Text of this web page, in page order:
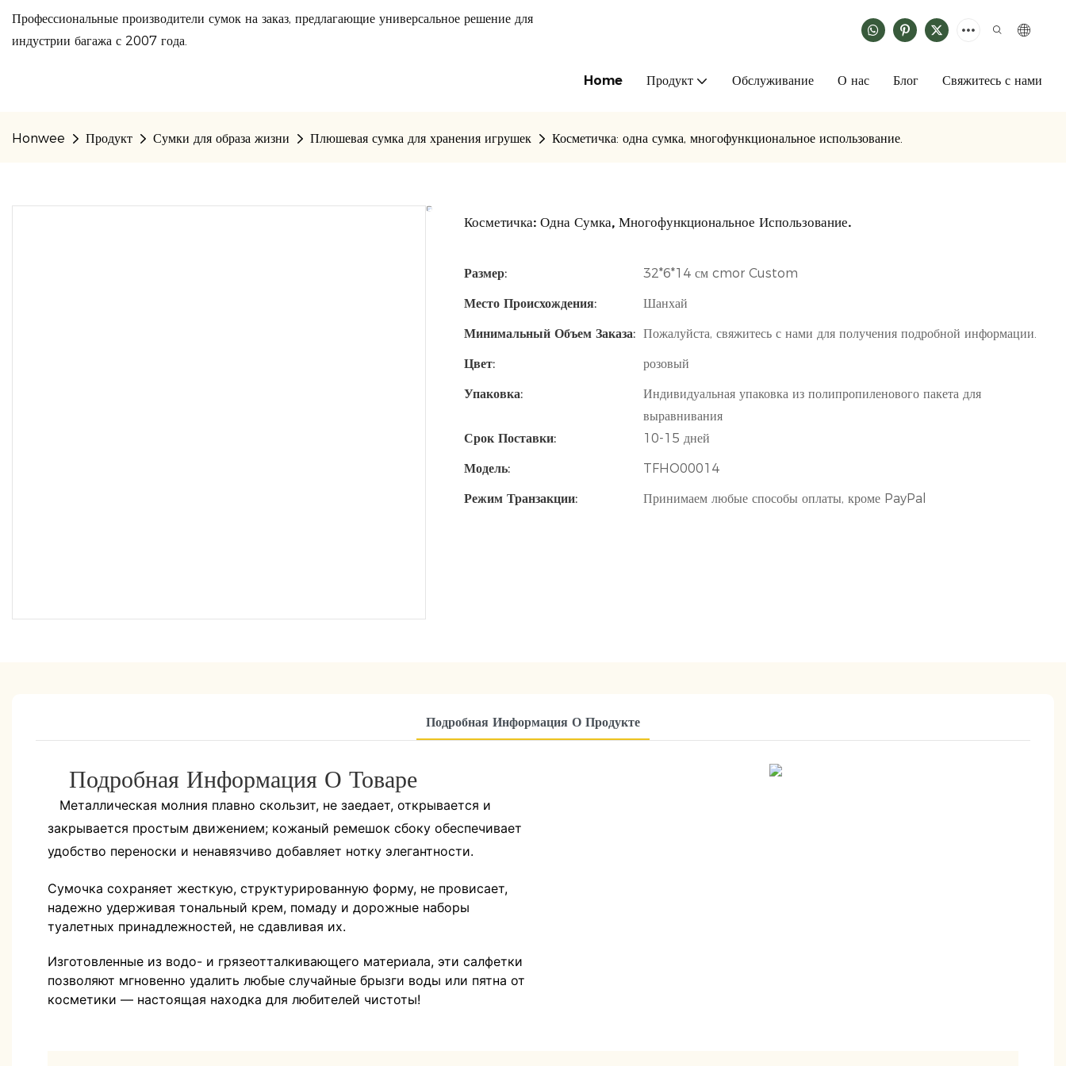
Профессиональные производители сумок на заказ, предлагающие универсальное решение для
индустрии багажа с 2007 года.
Home Продукт Обслуживание О нас Блог Свяжитесь с нами
Honwee Продукт Сумки для образа жизни Плюшевая сумка для хранения игрушек Косметичка: одна сумка, многофункциональное использование.
Косметичка: Одна Сумка, Многофункциональное Использование.
Размер:
32*6*14 см cmor Custom
Место Происхождения:
Шанхай
Минимальный Объем Заказа: Пожалуйста, свяжитесь с нами для получения подробной информации.
Цвет:
розовый
Упаковка:
Индивидуальная упаковка из полипропиленового пакета для
выравнивания
Срок Поставки:
10-15 дней
Модель:
TFHO00014
Режим Транзакции:
Принимаем любые способы оплаты, кроме PayPal
Подробная Информация О Продукте
Подробная Информация О Товаре
Металлическая молния плавно скользит, не заедает, открывается и
закрывается простым движением; кожаный ремешок сбоку обеспечивает
удобство переноски и ненавязчиво добавляет нотку элегантности.
Сумочка сохраняет жесткую, структурированную форму, не провисает,
надежно удерживая тональный крем, помаду и дорожные наборы
туалетных принадлежностей, не сдавливая их.
Изготовленные из водо- и грязеотталкивающего материала, эти салфетки
позволяют мгновенно удалить любые случайные брызги воды или пятна от
косметики — настоящая находка для любителей чистоты!